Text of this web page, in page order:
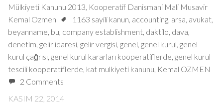
Mülkiyeti Kanunu 2013, Kooperatif Danismani Mali Musavir
Kemal Ozmen
1163 sayili kanun, accounting, arsa, avukat,
beyanname, bu, company establishment, daktilo, dava,
denetim, gelir idaresi, gelir vergisi, genel, genel kurul, genel
kurul çağrısı, genel kurul kararları kooperatiflerde, genel kurul
tescili kooperatiflerde, kat mulkiyeti kanunu, Kemal OZMEN
2 Comments
KASIM 22, 2014